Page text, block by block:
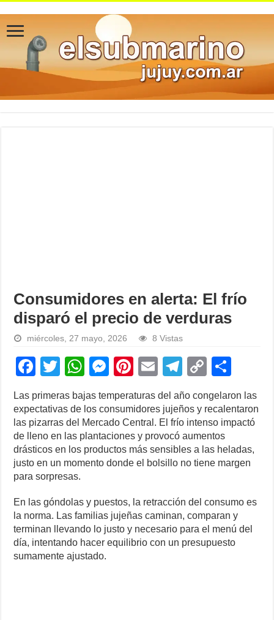
Consumidores en alerta: El frío
disparó el precio de verduras
miércoles, 27 mayo, 2026 8 Vistas
F
a
c
e
b
o
o
k
T
wi
tt
er
W
h
at
s
A
p
M
ss
e
n
g
Pi
er
e
st
E
m
ail
T
el
e
gr
a
m
C
p
y
Li
n
ar
e
Las primeras bajas temperaturas del año congelaron las
expectativas de los consumidores jujeños y recalentaron
las pizarras del Mercado Central. El frío intenso impactó
de lleno en las plantaciones y provocó aumentos
drásticos en los productos más sensibles a las heladas,
justo en un momento donde el bolsillo no tiene margen
para sorpresas.
En las góndolas y puestos, la retracción del consumo es
la norma. Las familias jujeñas caminan, comparan y
terminan llevando lo justo y necesario para el menú del
día, intentando hacer equilibrio con un presupuesto
sumamente ajustado.